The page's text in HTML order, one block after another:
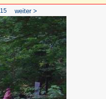
15 weiter >